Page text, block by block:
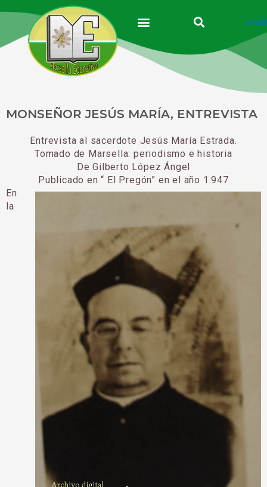
contenido
EN ES
MONSEÑOR JESÚS MARÍA, ENTREVISTA
Entrevista al sacerdote Jesús María Estrada.
Tomado de Marsella: periodismo e historia
De Gilberto López Ángel
Publicado en “ El Pregón” en el año 1.947
En
la